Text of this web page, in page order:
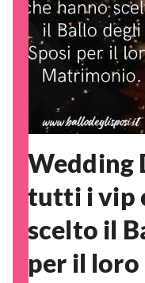
Wedding
tutti i vip
scelto il
per il